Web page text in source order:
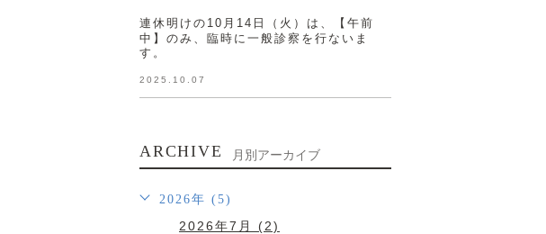
連休明けの10月14日（火）は、【午前
中】のみ、臨時に一般診察を行ないま
す。
2025.10.07
ARCHIVE 月別アーカイブ
2026年 (5)
2026年7月 (2)